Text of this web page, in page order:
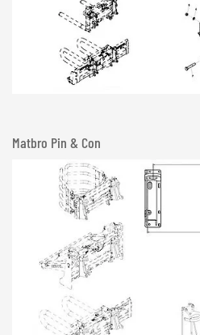
Matbro Pin & Con